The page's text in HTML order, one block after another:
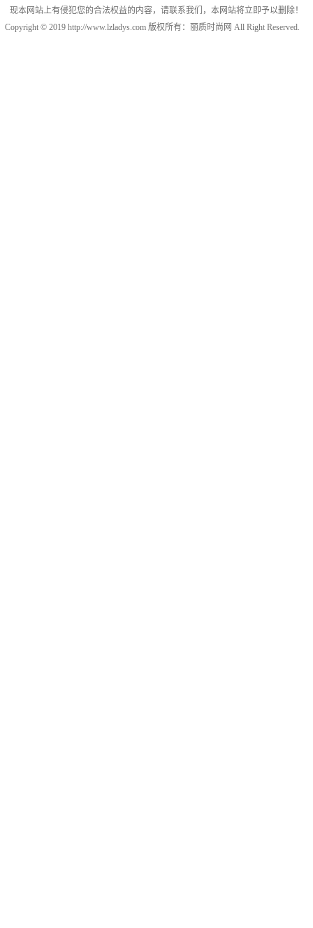
现本网站上有侵犯您的合法权益的内容，请联系我们，本网站将立即予以删除！
Copyright © 2019 http://www.lzladys.com 版权所有：丽质时尚网 All Right Reserved.